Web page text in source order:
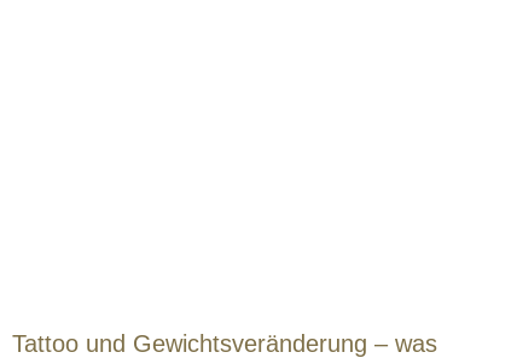
Tattoo und Gewichtsveränderung – was